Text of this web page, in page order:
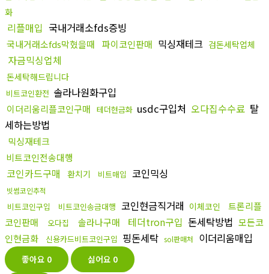
화
리플매입 국내거래소fds증빙
국내거래소fds막혔을때 파이코인판매 믹싱재테크 검돈세탁업체
자금믹싱업체
돈세탁해드립니다
비트코인환전 솔라나원화구입
이더리움리플코인구매 테더현금화 usdc구입처 오다집수수료 탈
세하는방법
믹싱재테크
비트코인전송대행
코인카드구매 환치기 비트매입 코인믹싱
빗썸코인추적
비트코인구입 비트코인송금대행 코인현금직거래 이체코인
트론리플
코인판매
오다집 솔라나구매 테더tron구입 돈세탁방법 모든코
인현금화
신용카드비트코인구입 핑돈세탁 sol판매처 이더리움매입
좋아요 0 싫어요 0